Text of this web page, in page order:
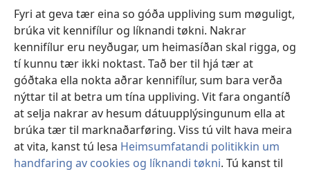
Fyri at geva tær eina so góða uppliving sum møguligt,
brúka vit kennifílur og líknandi tøkni. Nakrar
kennifílur eru neyðugar, um heimasíðan skal rigga, og
tí kunnu tær ikki noktast. Tað ber til hjá tær at
góðtaka ella nokta aðrar kennifílur, sum bara verða
nýttar til at betra um tína uppliving. Vit fara ongantíð
at selja nakrar av hesum dátuupplýsingunum ella at
brúka tær til marknaðarføring. Viss tú vilt hava meira
at vita, kanst tú lesa Heimsumfatandi politikkin um
handfaring av cookies og líknandi tøkni. Tú kanst til
Leita
Stuðul
(opens
new
window)Watchtower ONLINE LIBRARY™
(opens
new
window)JW Hub®
(opens
window)